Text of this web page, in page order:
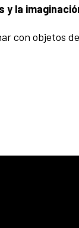
y la
con objetos